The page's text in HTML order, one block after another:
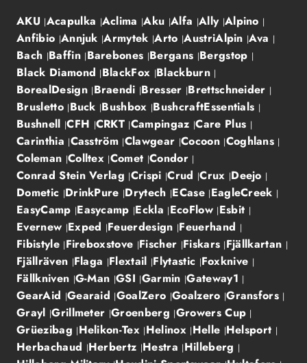
AKU Acapulka Aclima Aku Alfa Ally Alpino
Anfibio Annjuk Armytek Arto AustriAlpin Ava
Bach Baffin Barebones Bergans Bergstop
Black Diamond BlackFox Blackburn
BorealDesign Braendi Bresser Brettschneider
Brusletto Buck Bushbox BushcraftEssentials
Bushnell CFH CRKT Campingaz Care Plus
Carinthia Casström Clawgear Cocoon Coghlans
Coleman Colltex Comet Condor
Conrad Stein Verlag Crispi Crud Crux Deejo
Dometic DrinkPure Drytech ECase EagleCreek
EasyCamp Easycamp Eckla EcoFlow Esbit
Evernew Exped Feuerdesign Feuerhand
Fibistyle Fireboxstove Fischer Fiskars Fjällkartan
Fjällräven Flaga Flextail Flytastic Foxknive
Fällkniven G-Man GSI Garmin Gateway1
GearAid Gearaid GoalZero Goalzero Gransfors
Grayl Grillmeter Groenberg Growers Cup
Grüezibag Helikon-Tex Helinox Helle Helsport
Herbachaud Herbertz Hestra Hilleberg